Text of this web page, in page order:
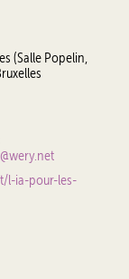
(Salle Popelin,
l-ia-pour-les-